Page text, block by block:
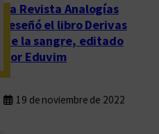
La Revista Analogías
reseñó el libro Derivas
de la sangre, editado
por Eduvim
19 de noviembre de 2022